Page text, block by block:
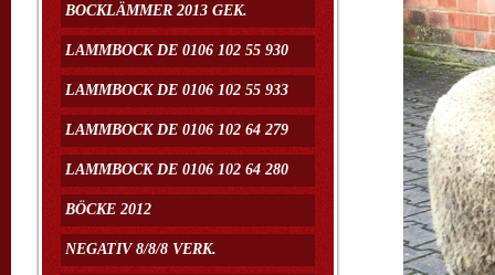
BOCKLÄMMER 2013 GEK.
LAMMBOCK DE 0106 102 55 930
LAMMBOCK DE 0106 102 55 933
LAMMBOCK DE 0106 102 64 279
LAMMBOCK DE 0106 102 64 280
BÖCKE 2012
NEGATIV 8/8/8 VERK.